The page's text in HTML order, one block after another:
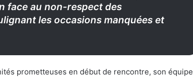
face au non-respect des
les occasions manquées et
prometteuses en début de rencontre, son équipe